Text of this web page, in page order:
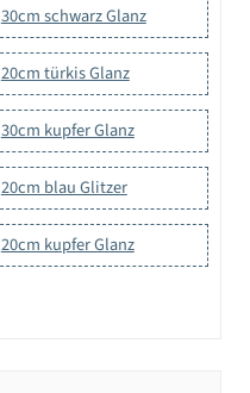
30cm schwarz Glanz
20cm türkis Glanz
30cm kupfer Glanz
20cm blau Glitzer
20cm kupfer Glanz